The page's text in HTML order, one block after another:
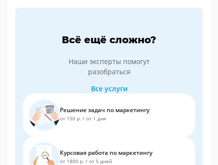
Всё ещё сложно?
Наши эксперты помогут
разобраться
Все услуги
Решение задач по маркетингу
от 150 р. / от 1 дня
Курсовая работа по маркетингу
от 1800 р. / от 5 дней